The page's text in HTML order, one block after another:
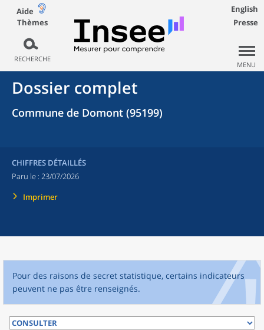
Aide
Thèmes
RECHERCHE
English
Presse
MENU
Dossier complet
Commune de Domont (95199)
CHIFFRES DÉTAILLÉS
Paru le : 23/07/2026
Imprimer
Pour des raisons de secret statistique, certains indicateurs
peuvent ne pas être renseignés.